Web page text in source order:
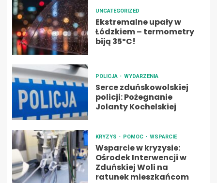
UNCATEGORIZED
Ekstremalne upały w
Łódzkiem – termometry
biją 35ºC!
POLICJA WYDARZENIA
Serce zduńskowolskiej
policji: Pożegnanie
Jolanty Kochelskiej
KRYZYS POMOC WSPARCIE
Wsparcie w kryzysie:
Ośrodek Interwencji w
Zduńskiej Woli na
ratunek mieszkańcom